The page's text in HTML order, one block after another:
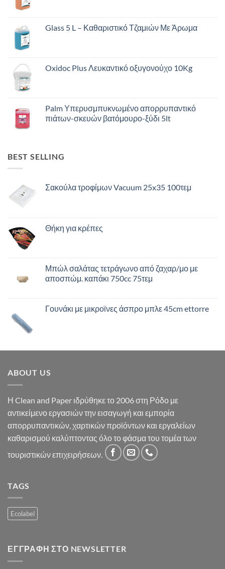
Glass 5 L – Καθαριστικό Τζαμιών Με Άρωμα
Oxidoc Plus Λευκαντικό οξυγονούχο 10Kg
Palm Υπερυσμπυκνωμένο απορρυπαντικό
πιάτων-σκευών βατόμουρο-ξύδι 5lt
BEST SELLING
Σακούλα τροφίμων Vacuum 25x35 100τεμ
Θήκη για κρέπες
Μπώλ σαλάτας τετράγωνο από ζαχαρ/μο με
αποσπώμ. καπάκι 750cc 75τεμ
Γουνάκι με μικροϊνες άσπρο μπλε 45cm ettorre
ABOUT US
Η Clean and Paper ιδρύθηκε το 2006 στη Ρόδο με
αντικείμενο εργασιών την εισαγωγή και εμπορία
απορρυπαντικών, χαρτικών προϊόντων και εργαλείων
καθαρισμού καλύπτοντας όλο το φάσμα του τομέα των
τουριστικών επιχειρήσεων.
TAGS
Ecolabel
ΕΓΓΡΑΦΉ ΣΤΟ NEWSLETTER